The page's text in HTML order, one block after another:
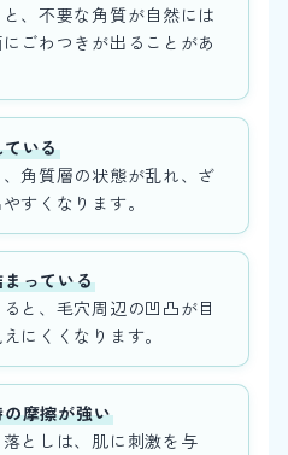
、不要な角質が自然には
ごわつきが出ることがあ
いる
角質層の状態が乱れ、ざ
すくなります。
っている
と、毛穴周辺の凹凸が目
にくくなります。
摩擦が強い
としは、肌に刺激を与